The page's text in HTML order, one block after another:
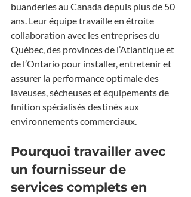
buanderies au Canada depuis plus de 50
ans. Leur équipe travaille en étroite
collaboration avec les entreprises du
Québec, des provinces de l’Atlantique et
de l’Ontario pour installer, entretenir et
assurer la performance optimale des
laveuses, sécheuses et équipements de
finition spécialisés destinés aux
environnements commerciaux.
Pourquoi travailler avec
un fournisseur de
services complets en